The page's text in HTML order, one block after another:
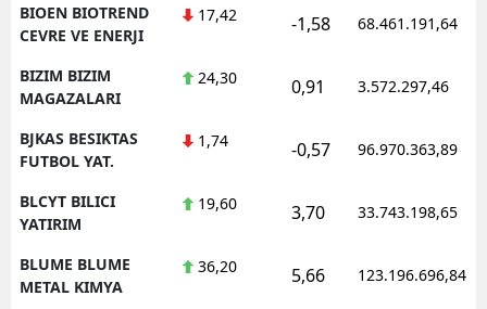
BIOEN BIOTREND
CEVRE VE ENERJI
17,42 -1,58 68.461.191,64
BIZIM BIZIM
MAGAZALARI
24,30 0,91 3.572.297,46
BJKAS BESIKTAS
FUTBOL YAT.
1,74 -0,57 96.970.363,89
BLCYT BILICI
YATIRIM
19,60 3,70 33.743.198,65
BLUME BLUME
METAL KIMYA
36,20 5,66 123.196.696,84